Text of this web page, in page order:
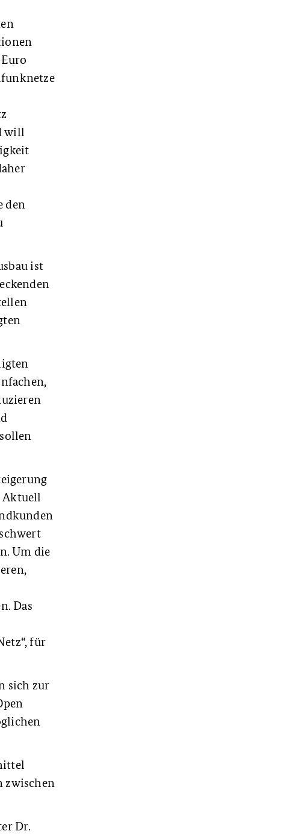
will
den
ist
Aktuell
Um die
Das
für
sich zur
zwischen
Dr.